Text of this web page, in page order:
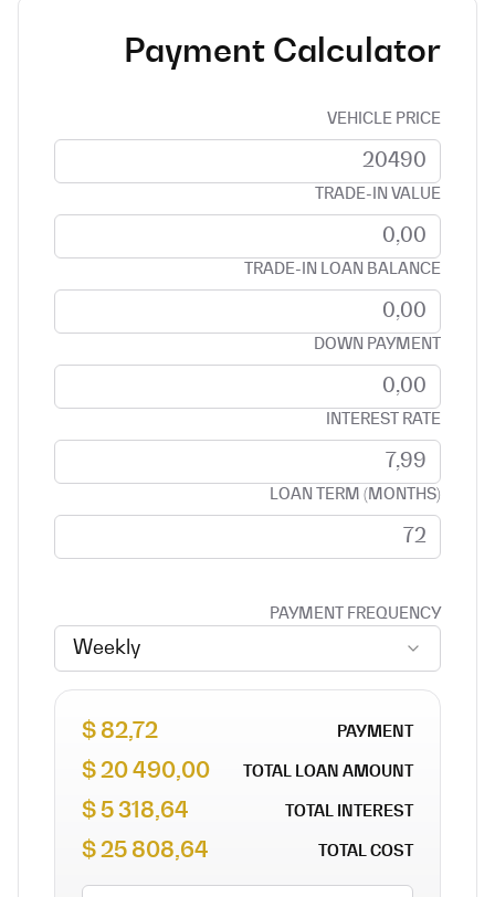
Payment Calculator
VEHICLE PRICE
TRADE-IN VALUE
TRADE-IN LOAN BALANCE
DOWN PAYMENT
INTEREST RATE
LOAN TERM (MONTHS)
PAYMENT FREQUENCY
Weekly
PAYMENT
82,72 $
TOTAL LOAN AMOUNT
20 490,00 $
TOTAL INTEREST
5 318,64 $
TOTAL COST
25 808,64 $